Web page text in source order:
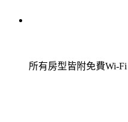
所有房型皆附免費Wi-Fi